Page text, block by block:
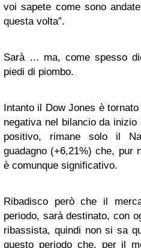
voi sapete come sono
questa volta”.
Sarà … ma, come spesso
piedi di piombo.
Intanto il Dow Jones è
negativa nel bilancio da
positivo, rimane solo il
guadagno (+6,21%) che, pur
è comunque significativo.
Ribadisco però che il
periodo, sarà destinato, con
ribassista, quindi non si sa
questo periodo che, per il